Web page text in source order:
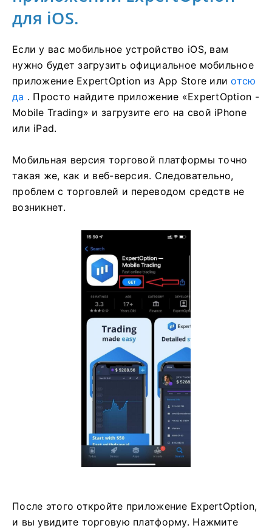
для iOS.
Если у вас мобильное устройство iOS, вам
нужно будет загрузить официальное мобильное
приложение ExpertOption из App Store илиотсю
да . Просто найдите приложение «ExpertOption -
Mobile Trading» и загрузите его на свой iPhone
или iPad.
Мобильная версия торговой платформы точно
такая же, как и веб-версия. Следовательно,
проблем с торговлей и переводом средств не
возникнет.
После этого откройте приложение ExpertOption,
и вы увидите торговую платформу. Нажмите